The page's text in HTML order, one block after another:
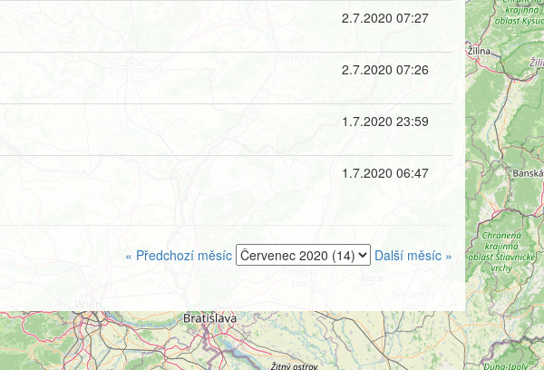
2.7.2020 07:27
2.7.2020 07:26
1.7.2020 23:59
1.7.2020 06:47
« Předchozí měsíc Další měsíc »